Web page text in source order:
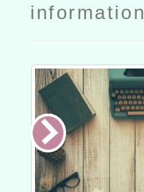
information